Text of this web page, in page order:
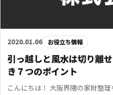
2020.01.06 お役立ち情報
引っ越しと風水は切り離
き７つのポイント
こんにちは！ 大阪界隈の家財整